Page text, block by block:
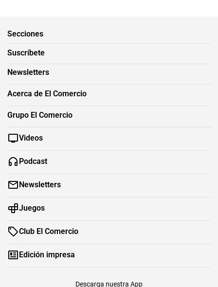
Secciones
Suscríbete
Newsletters
Acerca de El Comercio
Grupo El Comercio
Videos
Podcast
Newsletters
Juegos
Club El Comercio
Edición impresa
Descarga nuestra App